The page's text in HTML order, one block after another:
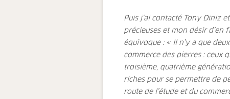
Puis j’ai contacté Tony Diniz
précieuses et mon désir d’en
équivoque : « Il n’y a que
commerce des pierres : ceux
troisième, quatrième
riches pour se permettre de
route de l’étude et du